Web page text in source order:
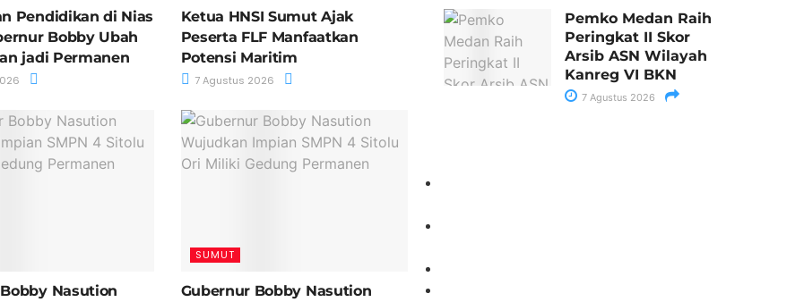
Pendidikan di Nias
Bobby Ubah
jadi Permanen
Ketua HNSI Sumut Ajak
Peserta FLF Manfaatkan
Potensi Maritim
7 Agustus 2026
Nasution
SUMUT
Gubernur Bobby Nasution
Pemko Medan Raih
Peringkat II Skor
Arsib ASN Wilayah
Kanreg VI BKN
7 Agustus 2026